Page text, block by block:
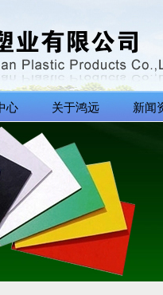
心 关于鸿远 新闻